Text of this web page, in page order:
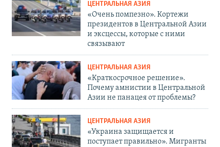
ЦЕНТРАЛЬНАЯ АЗИЯ
«Очень помпезно». Кортежи
президентов в Центральной Азии
и эксцессы, которые с ними
связывают
ЦЕНТРАЛЬНАЯ АЗИЯ
«Краткосрочное решение».
Почему амнистии в Центральной
Азии не панацея от проблемы?
ЦЕНТРАЛЬНАЯ АЗИЯ
«Украина защищается и
поступает правильно». Мигранты